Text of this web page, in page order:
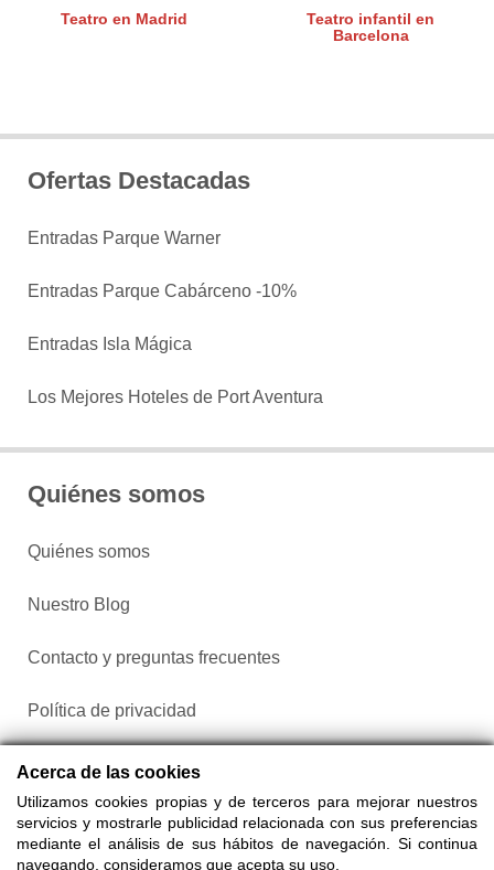
Teatro en Madrid
Teatro infantil en
Barcelona
Ofertas Destacadas
Entradas Parque Warner
Entradas Parque Cabárceno -10%
Entradas Isla Mágica
Los Mejores Hoteles de Port Aventura
Quiénes somos
Quiénes somos
Nuestro Blog
Contacto y preguntas frecuentes
Política de privacidad
Configurar cookies
Acerca de las cookies
Utilizamos cookies propias y de terceros para mejorar nuestros
servicios y mostrarle publicidad relacionada con sus preferencias
mediante el análisis de sus hábitos de navegación. Si continua
navegando, consideramos que acepta su uso.